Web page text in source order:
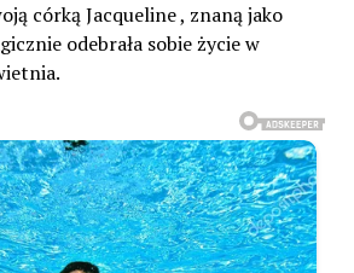
córką Jacqueline , znaną jako
odebrała sobie życie w